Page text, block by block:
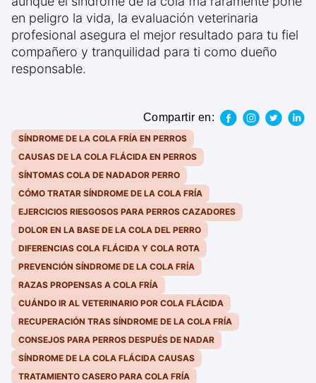
en peligro la vida, la evaluación veterinaria
profesional asegura el mejor resultado para tu fiel
compañero y tranquilidad para ti como dueño
responsable.
Compartir en:
SÍNDROME DE LA COLA FRÍA EN PERROS
CAUSAS DE LA COLA FLÁCIDA EN PERROS
SÍNTOMAS COLA DE NADADOR PERRO
CÓMO TRATAR SÍNDROME DE LA COLA FRÍA
EJERCICIOS RIESGOSOS PARA PERROS CAZADORES
DOLOR EN LA BASE DE LA COLA DEL PERRO
DIFERENCIAS COLA FLÁCIDA Y COLA ROTA
PREVENCIÓN SÍNDROME DE LA COLA FRÍA
RAZAS PROPENSAS A COLA FRÍA
CUÁNDO IR AL VETERINARIO POR COLA FLÁCIDA
RECUPERACIÓN TRAS SÍNDROME DE LA COLA FRÍA
CONSEJOS PARA PERROS DESPUÉS DE NADAR
SÍNDROME DE LA COLA FLÁCIDA CAUSAS
TRATAMIENTO CASERO PARA COLA FRÍA